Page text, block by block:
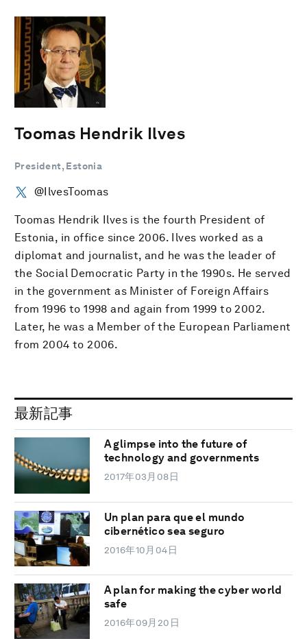
Toomas Hendrik Ilves
President, Estonia
@IlvesToomas
Toomas Hendrik Ilves is the fourth President of
Estonia, in office since 2006. Ilves worked as a
diplomat and journalist, and he was the leader of
the Social Democratic Party in the 1990s. He served
in the government as Minister of Foreign Affairs
from 1996 to 1998 and again from 1999 to 2002.
Later, he was a Member of the European Parliament
from 2004 to 2006.
最新記事
A glimpse into the future of
technology and governments
2017年03月08日
Un plan para que el mundo
cibernético sea seguro
2016年10月04日
A plan for making the cyber world
safe
2016年09月20日